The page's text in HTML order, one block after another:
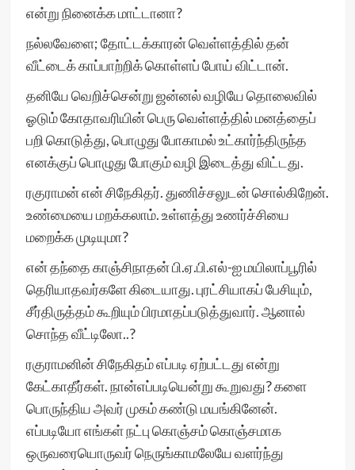
என்று நினைக்க மாட்டானா?
நல்லவேளை; தோட்டக்காரன் வெள்ளத்தில் தன்
வீட்டைக் காப்பாற்றிக் கொள்ளப் போய் விட்டான்.
தனியே வெறிச்சென்று ஜன்னல் வழியே தொலைவில்
ஓடும் கோதாவரியின் பெரு வெள்ளத்தில் மனத்தைப்
பறி கொடுத்து, பொழுது போகாமல் உட்கார்ந்திருந்த
எனக்குப் பொழுது போகும் வழி இடைத்து விட்டது.
ரகுராமன் என் சிநேகிதர். துணிச்சலுடன் சொல்கிறேன்.
உண்மையை மறக்கலாம். உள்ளத்து உணர்ச்சியை
மறைக்க முடியுமா?
என் தந்தை காஞ்சிநாதன் பி.ஏ.பி.எல்-ஐ மயிலாப்பூரில்
தெரியாதவர்களே கிடையாது. புரட்சியாகப் பேசியும்,
சீர்திருத்தம் கூறியும் பிரமாதப்படுத்துவார். ஆனால்
சொந்த வீட்டிலோ..?
ரகுராமனின் சிநேகிதம் எப்படி ஏற்பட்டது என்று
கேட்காதீர்கள். நான்எப்படியென்று கூறுவது? களை
பொருந்திய அவர் முகம் கண்டு மயங்கினேன்.
எப்படியோ எங்கள் நட்பு கொஞ்சம் கொஞ்சமாக
ஒருவரையொருவர் நெருங்காமலேயே வளர்ந்து